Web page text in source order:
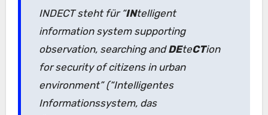
INDECT steht für “INtelligent
information system supporting
observation, searching andDEteCTion
for security of citizens in urban
environment” (“Intelligentes
Informationssystem, das